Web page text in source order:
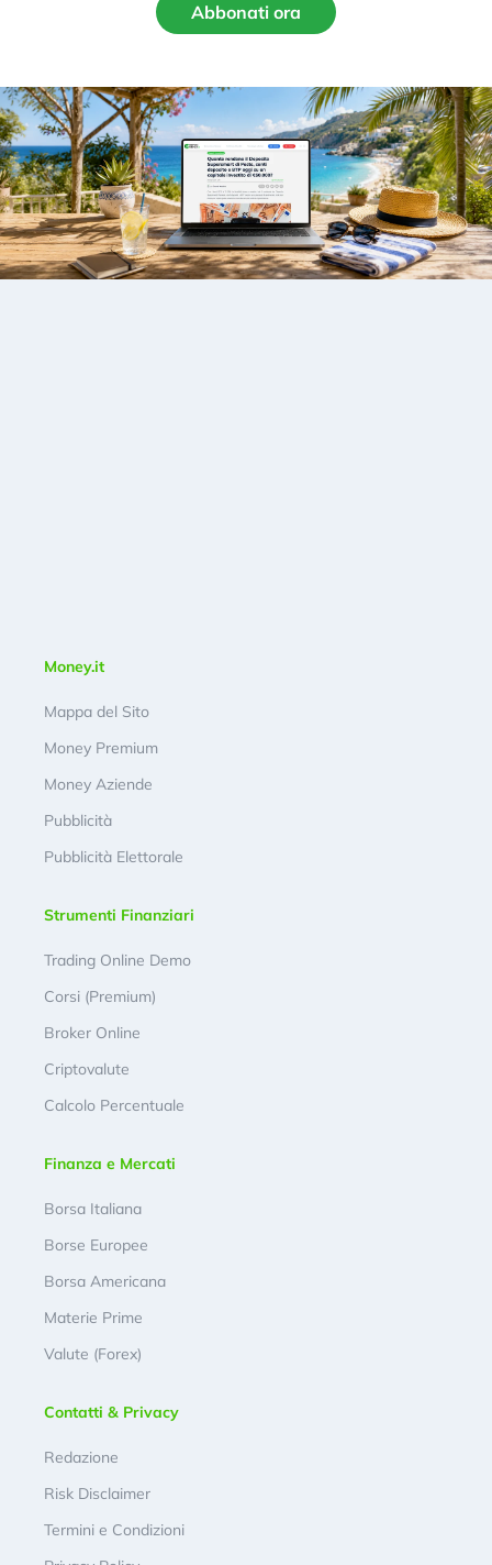
Abbonati ora
Money.it
Mappa del Sito
Money Premium
Money Aziende
Pubblicità
Pubblicità Elettorale
Strumenti Finanziari
Trading Online Demo
Corsi (Premium)
Broker Online
Criptovalute
Calcolo Percentuale
Finanza e Mercati
Borsa Italiana
Borse Europee
Borsa Americana
Materie Prime
Valute (Forex)
Contatti & Privacy
Redazione
Risk Disclaimer
Termini e Condizioni